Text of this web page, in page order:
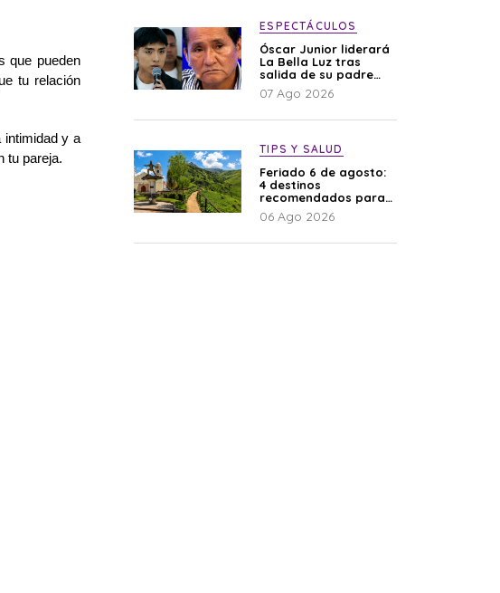
que pueden
tu relación
intimidad y a
tu pareja.
ESPECTÁCULOS
Óscar Junior liderará
La Bella Luz tras
salida de su padre
por polémica con
Naldy Saldaña
07 Ago 2026
TIPS Y SALUD
Feriado 6 de agosto:
4 destinos
recomendados para
disfrutar el descanso
06 Ago 2026